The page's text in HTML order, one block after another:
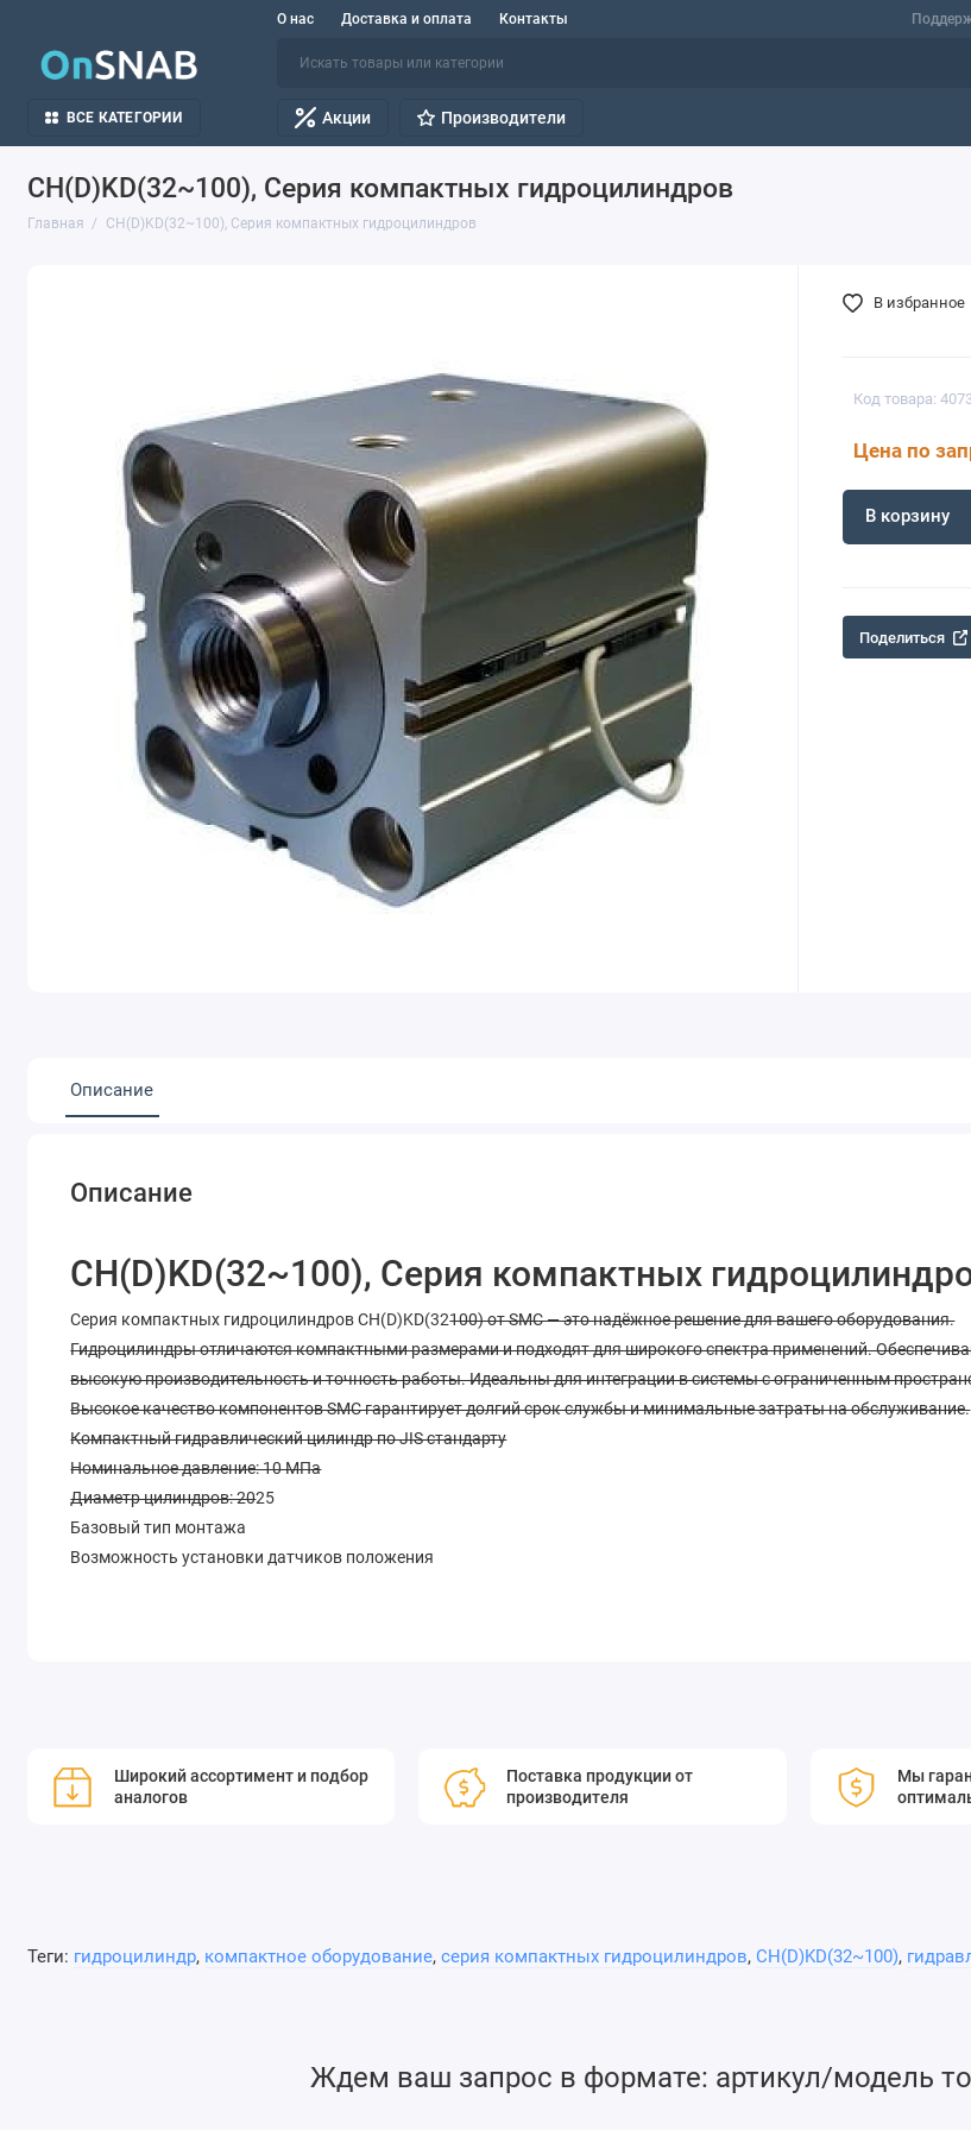
О нас Доставка и оплата Контакты
ВСЕ КАТЕГОРИИ Акции Производители
CH(D)KD(32~100), Серия компактных гидроцилиндров
Главная CH(D)KD(32~100), Серия компактных гидроцилиндров
Код товара:
Цена по
В корзину
В избранное
Поделиться
Описание
Описание
CH(D)KD(32~100), Серия компактных
Серия компактных гидроцилиндров CH(D)KD(32100) от SMC — это надёжное решение для вашего оборудования.
Гидроцилиндры отличаются компактными размерами и подходят для широкого спектра применений.
высокую производительность и точность работы. Идеальны для интеграции в системы с ограниченным
Высокое качество компонентов SMC гарантирует долгий срок службы и минимальные затраты на обслуживание.
Компактный гидравлический цилиндр по JIS стандарту
Номинальное давление: 10 МПа
Диаметр цилиндров: 2025
Базовый тип монтажа
Возможность установки датчиков положения
Широкий ассортимент и подбор
аналогов
Поставка продукции от
производителя
Мы
Теги: гидроцилиндр, компактное оборудование, серия компактных гидроцилиндров, CH(D)KD(32~100),
Ждем ваш запрос в формате: артикул/модель